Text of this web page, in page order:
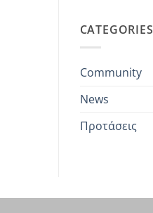
CATEGORIES
Community
News
Προτάσεις